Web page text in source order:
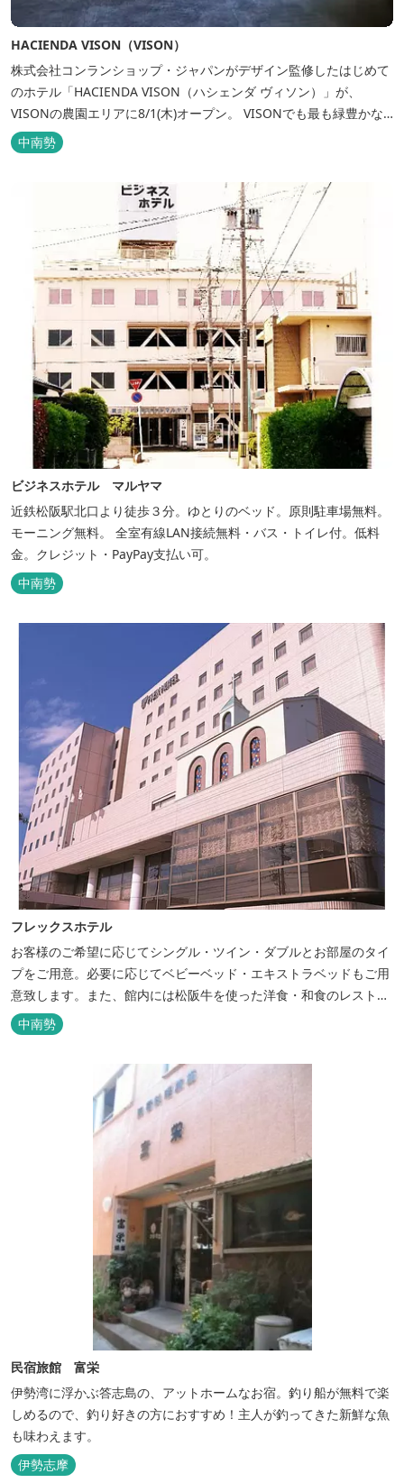
HACIENDA VISON（VISON）
株式会社コンランショップ・ジャパンがデザイン監修したはじめて
のホテル「HACIENDA VISON（ハシェンダ ヴィソン）」が、
VISONの農園エリアに8/1(木)オープン。 VISONでも最も緑豊かな
農園エリアに建つHACIENDA VISON。 ホテル名
の“HACIENDA”は、スペイン語で荘園の主の館を...
中南勢
ビジネスホテル マルヤマ
近鉄松阪駅北口より徒歩３分。ゆとりのベッド。原則駐車場無料。
モーニング無料。 全室有線LAN接続無料・バス・トイレ付。低料
金。クレジット・PayPay支払い可。
中南勢
フレックスホテル
お客様のご希望に応じてシングル・ツイン・ダブルとお部屋のタイ
プをご用意。必要に応じてベビーベッド・エキストラベッドもご用
意致します。また、館内には松阪牛を使った洋食・和食のレストラ
ンと喫茶があります。伊勢神宮参拝や、伊勢志摩、東紀州への観光
の拠点にご利用ください。
中南勢
民宿旅館 富栄
伊勢湾に浮かぶ答志島の、アットホームなお宿。釣り船が無料で楽
しめるので、釣り好きの方におすすめ！主人が釣ってきた新鮮な魚
も味わえます。
伊勢志摩